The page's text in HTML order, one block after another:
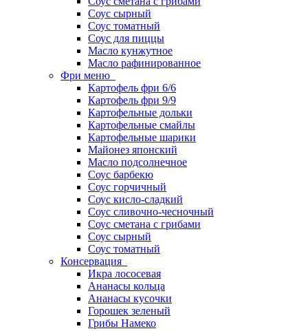
Соус сырный
Соус томатный
Соус для пиццы
Масло кунжутное
Масло рафинированное
Фри меню
Картофель фри 6/6
Картофель фри 9/9
Картофельные дольки
Картофельные смайлы
Картофельные шарики
Майонез японский
Масло подсолнечное
Соус барбекю
Соус горчичный
Соус кисло-сладкий
Соус сливочно-чесночный
Соус сметана с грибами
Соус сырный
Соус томатный
Консервация
Икра лососевая
Ананасы кольца
Ананасы кусочки
Горошек зеленый
Грибы Намеко